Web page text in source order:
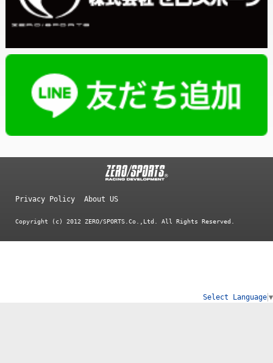
Select Language ▼
Privacy Policy About US
Copyright (c) 2012 ZERO/SPORTS.Co.,Ltd. All Rights Reserved.